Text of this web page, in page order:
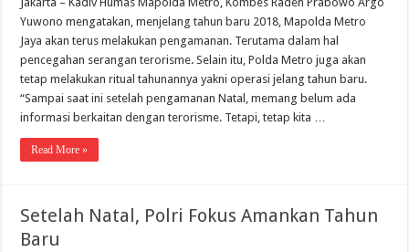
Yuwono mengatakan, menjelang tahun baru 2018, Mapolda Metro
Jaya akan terus melakukan pengamanan. Terutama dalam hal
pencegahan serangan terorisme. Selain itu, Polda Metro juga akan
tetap melakukan ritual tahunannya yakni operasi jelang tahun baru.
“Sampai saat ini setelah pengamanan Natal, memang belum ada
informasi berkaitan dengan terorisme. Tetapi, tetap kita …
Read More »
Setelah Natal, Polri Fokus Amankan Tahun
Baru